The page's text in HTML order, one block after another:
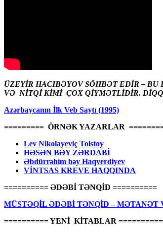
ÜZEYİR HACIBƏYOV SÖHBƏT EDİR –
VƏ NİTQİ KİMİ ÇOX QİYMƏTLİDİR.
Azərbaycanın İlk Veb Saytı (1995)
========= ÖRNƏK YAZARLAR
Lev Nikolayeviç Tolstoy
HƏSƏN BƏY ZƏRDABİ
Əbdürrəhim bəy Haqverdiyev
VİNTSAS KREVE HAQQINDA
========== ƏDƏBİ TƏNQİD ==========
MÜSTƏQİL ƏDƏBİ TƏNQİD – MƏTANƏT
========== YENİ KİTABLAR ==========